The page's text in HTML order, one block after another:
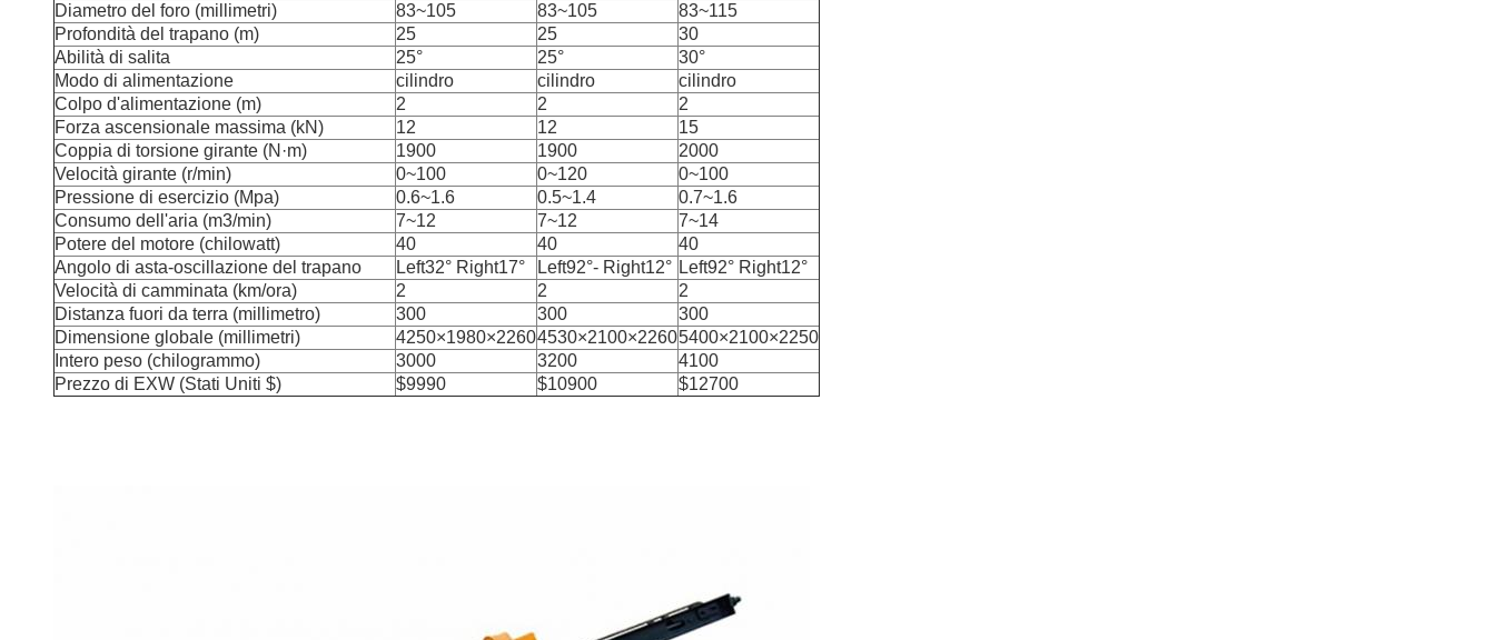
Diametro del foro (millimetri)
83~105 83~105
83~115
Profondità del trapano (m)
25 25
30
Abilità di salita
25° 25°
30°
Modo di alimentazione
cilindro cilindro
cilindro
Colpo d'alimentazione (m)
2 2
2
Forza ascensionale massima (kN)
12 12
15
Coppia di torsione girante (N·m)
1900 1900
2000
Velocità girante (r/min)
0~100 0~120
0~100
Pressione di esercizio (Mpa)
0.6~1.6 0.5~1.4
0.7~1.6
Consumo dell'aria (m3/min)
7~12 7~12
7~14
Potere del motore (chilowatt)
40 40
40
Angolo di asta-oscillazione del trapano
Left32° Right17° Left92°- Right12° Left92° Right12°
Velocità di camminata (km/ora)
2 2
2
Distanza fuori da terra (millimetro)
300 300
300
Dimensione globale (millimetri)
4250×1980×22604530×2100×22605400×2100×2250
Intero peso (chilogrammo)
3000 3200
4100
Prezzo di EXW (Stati Uniti $)
$9990 $10900 $12700